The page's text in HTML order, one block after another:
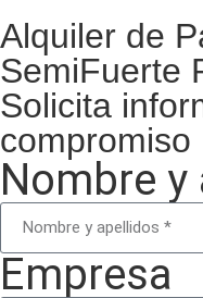
Alquiler de
SemiFuerte
Solicita
compromiso
Nombre
Empresa